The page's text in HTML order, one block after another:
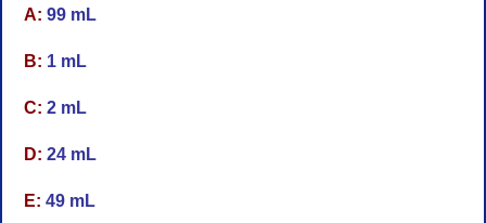
A: 99 mL
B: 1 mL
C: 2 mL
D: 24 mL
E: 49 mL